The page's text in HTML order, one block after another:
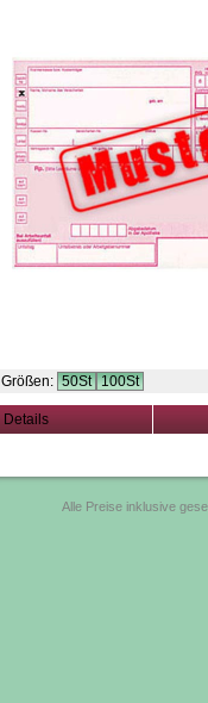
Größen: 50St 100St
Details
Alle Preise inklusive